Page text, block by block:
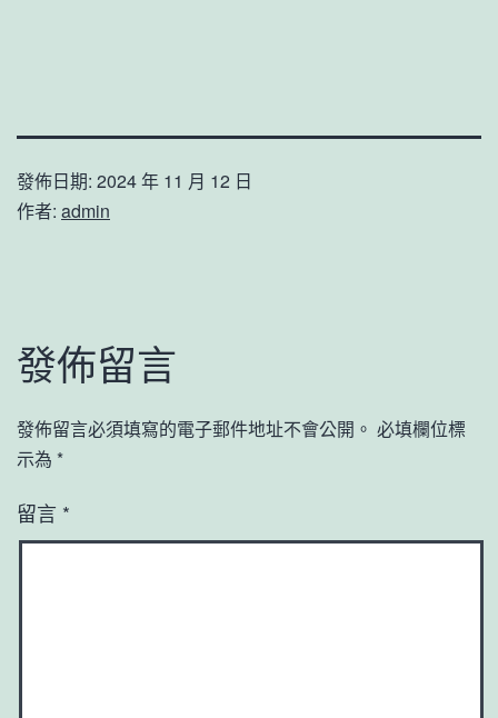
發佈日期: 2024 年 11 月 12 日
作者: admin
發佈留言
發佈留言必須填寫的電子郵件地址不會公開。 必填欄位標
示為 *
留言 *